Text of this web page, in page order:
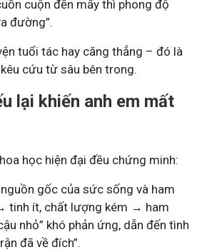
cuộn đến mấy thì phong độ
đường”.
tuổi tác hay căng thẳng – đó là
cứu từ sâu bên trong.
lại khiến anh em mất
học hiện đại đều chứng minh:
gốc của sức sống và ham
tinh ít, chất lượng kém → ham
nhỏ” khó phản ứng, dẫn đến tình
đã về đích”.